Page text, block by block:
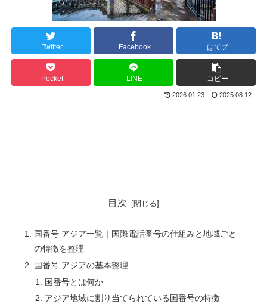
Twitter Facebook はてブ
Pocket LINE コピー
2026.01.23 2025.08.12
目次
国番号 アジア一覧｜国際電話番号の仕組みと地域ごと
の特徴を整理
国番号 アジアの基本整理
国番号とは何か
アジア地域に割り当てられている国番号の特徴